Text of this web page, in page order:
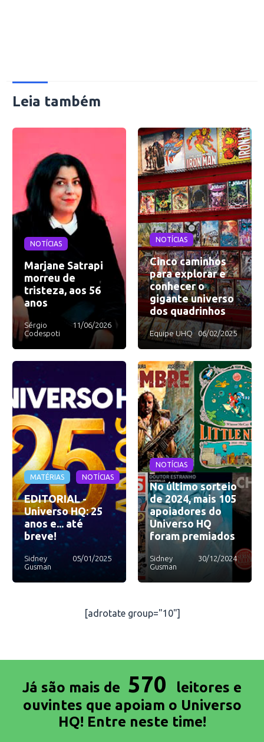
Leia também
NOTÍCIAS
Marjane Satrapi
morreu de
tristeza, aos 56
anos
Sérgio
Codespoti
11/06/2026
NOTÍCIAS
Cinco caminhos
para explorar e
conhecer o
gigante universo
dos quadrinhos
Equipe UHQ 06/02/2025
MATÉRIAS NOTÍCIAS
EDITORIAL -
Universo HQ: 25
anos e... até
breve!
Sidney
Gusman
05/01/2025
NOTÍCIAS
No último sorteio
de 2024, mais 105
apoiadores do
Universo HQ
foram premiados
Sidney
Gusman
30/12/2024
[adrotate group="10"]
Já são mais de 570
leitores e
ouvintes que apoiam o Universo
HQ! Entre neste time!